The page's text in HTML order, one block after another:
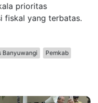
prioritas
fiskal yang terbatas.
Banyuwangi
Pemkab